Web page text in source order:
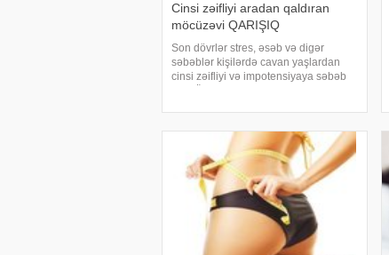
Cinsi zəifliyi aradan qaldıran
möcüzəvi QARIŞIQ
Son dövrlər stres, əsəb və digər
səbəblər kişilərdə cavan yaşlardan
cinsi zəifliyi və impotensiyaya səbəb
yayıblar